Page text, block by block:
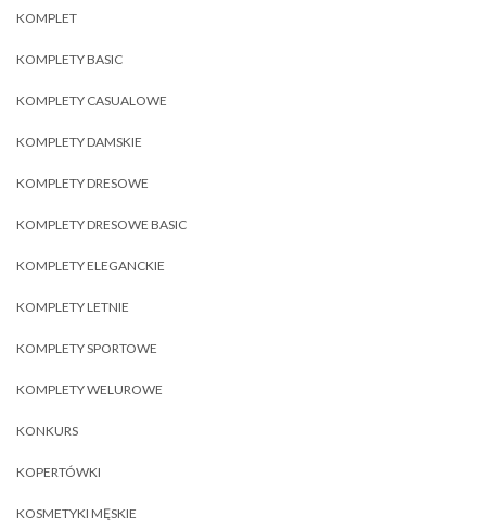
KOMPLET
KOMPLETY BASIC
KOMPLETY CASUALOWE
KOMPLETY DAMSKIE
KOMPLETY DRESOWE
KOMPLETY DRESOWE BASIC
KOMPLETY ELEGANCKIE
KOMPLETY LETNIE
KOMPLETY SPORTOWE
KOMPLETY WELUROWE
KONKURS
KOPERTÓWKI
KOSMETYKI MĘSKIE